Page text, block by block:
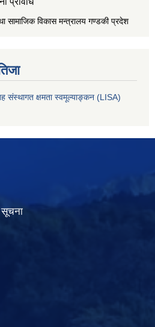
सामाजिक विकास मन्त्रालय गण्डकी प्रदेश
संस्थागत क्षमता स्वमूल्याङ्कन (LISA)
सूचना